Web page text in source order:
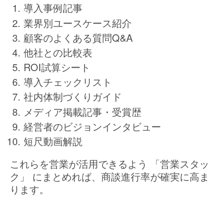
導入事例記事
業界別ユースケース紹介
顧客のよくある質問Q&A
他社との比較表
ROI試算シート
導入チェックリスト
社内体制づくりガイド
メディア掲載記事・受賞歴
経営者のビジョンインタビュー
短尺動画解説
これらを営業が活用できるよう 「営業スタッ
ク」 にまとめれば、商談進行率が確実に高ま
ります。